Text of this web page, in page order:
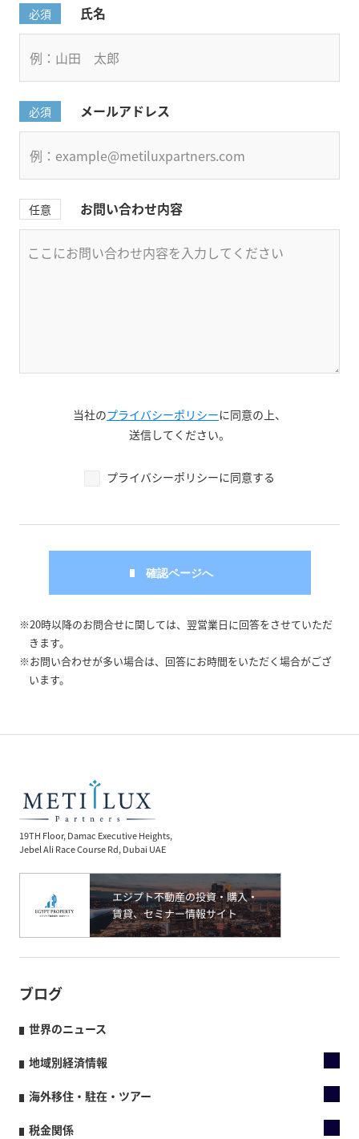
必須 氏名
必須 メールアドレス
任意 お問い合わせ内容
当社のプライバシーポリシーに同意の上、
送信してください。
プライバシーポリシーに同意する
※20時以降のお問合せに関しては、翌営業日に回答をさせていただ
きます。
※お問い合わせが多い場合は、回答にお時間をいただく場合がござ
います。
19TH Floor, Damac Executive Heights,
Jebel Ali Race Course Rd, Dubai UAE
ブログ
世界のニュース
地域別経済情報
海外移住・駐在・ツアー
税金関係